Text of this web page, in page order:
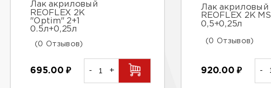
Лак акриловый
REOFLEX 2K
"Optim" 2+1
0.5л+0,25л
(0 Отзывов)
695.00₽ - +
Лак акриловый
REOFLEX 2K MS
0,5+0,25л
(0 Отзывов)
920.00₽ -